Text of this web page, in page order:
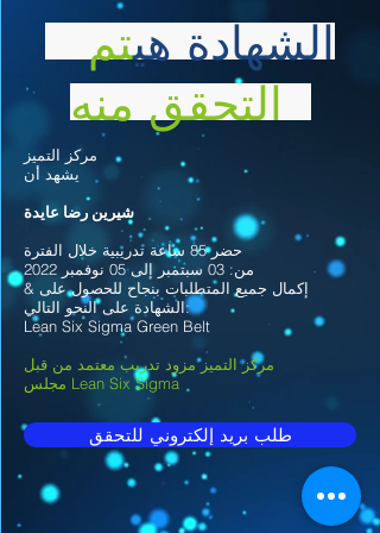
الشهادة هيتم
مركز التميز
يشهد أن
شيرين رضا عايدة
حضر 85 ساعة تدريبية خلال الفترة
من: 03 سبتمبر إلى 05 نوفمبر 2022
& إكمال جميع المتطلبات بنجاح للحصول على
الشهادة على النحو التالي:
Lean Six Sigma Green Belt
مركز التميز مزود تدريب معتمد من قبل
مجلس Lean Six Sigma
طلب بريد إلكتروني للتحقق